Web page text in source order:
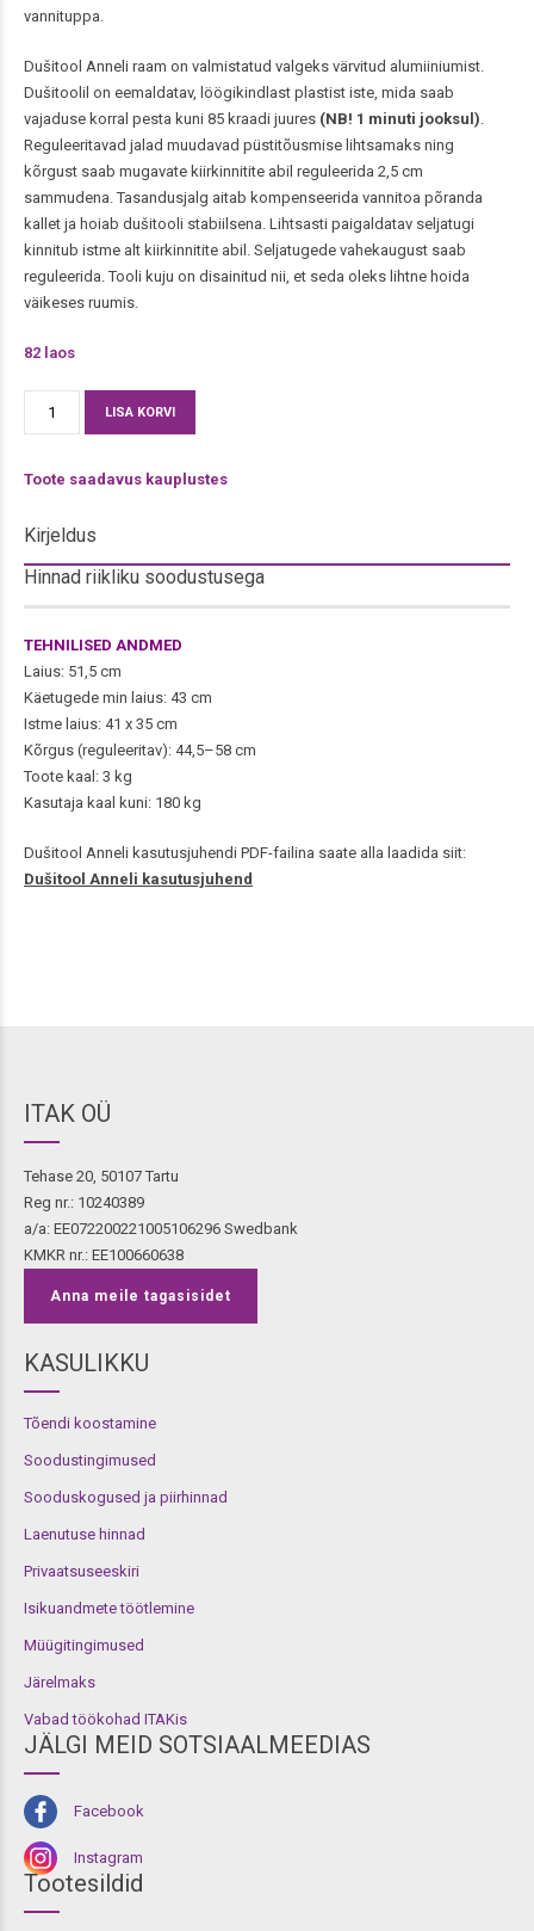
vannituppa.
Dušitool Anneli raam on valmistatud valgeks värvitud alumiiniumist.
Dušitoolil on eemaldatav, löögikindlast plastist iste, mida saab
vajaduse korral pesta kuni 85 kraadi juures (NB! 1 minuti jooksul)
Reguleeritavad jalad muudavad püstitõusmise lihtsamaks ning
kõrgust saab mugavate kiirkinnitite abil reguleerida 2,5 cm
sammudena. Tasandusjalg aitab kompenseerida vannitoa põranda
kallet ja hoiab dušitooli stabiilsena. Lihtsasti paigaldatav seljatugi
kinnitub istme alt kiirkinnitite abil. Seljatugede vahekaugust saab
reguleerida. Tooli kuju on disainitud nii, et seda oleks lihtne hoida
väikeses ruumis.
82 laos
seljatoega
LISA KORVI
Toote saadavus kauplustes
Kirjeldus
Hinnad riikliku soodustusega
TEHNILISED ANDMED
Laius: 51,5 cm
Käetugede min laius: 43 cm
Istme laius: 41 x 35 cm
Kõrgus (reguleeritav): 44,5–58 cm
Toote kaal: 3 kg
Kasutaja kaal kuni: 180 kg
Dušitool Anneli kasutusjuhendi PDF-failina saate alla laadida siit:
Dušitool Anneli kasutusjuhend
ITAK OÜ
Tehase 20, 50107 Tartu
Reg nr.: 10240389
a/a: EE072200221005106296 Swedbank
KMKR nr.: EE100660638
Anna meile tagasisidet
KASULIKKU
Tõendi koostamine
Soodustingimused
Sooduskogused ja piirhinnad
Laenutuse hinnad
Privaatsuseeskiri
Isikuandmete töötlemine
Müügitingimused
Järelmaks
Vabad töökohad ITAKis
JÄLGI MEID SOTSIAALMEEDIAS
Facebook
Instagram
Tootesildid